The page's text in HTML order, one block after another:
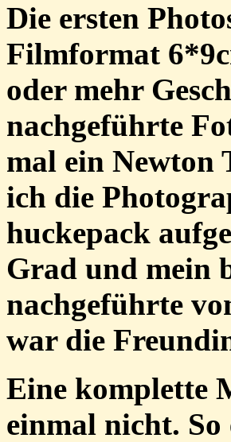
Die ersten
Filmformat
oder mehr
nachgeführte
mal ein Newton
ich die
huckepack
Grad und mein
nachgeführte
war die
Eine komplette
einmal nicht. So